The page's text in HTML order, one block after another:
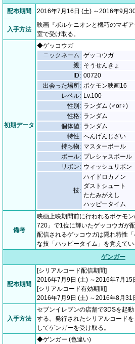
配布期間 2016年7月16日 (土) ～2016年9月
入手方法
映画『ボルケニオンと機巧のマギ
室で受け取る。
初期データ
◆ゲッコウガ
ニックネーム: ゲッコウガ
親: そうせんきょ
ID: 00720
出会った場所: ポケモン映画16
レベル: Lv.100
性別: ランダム (♂or♀)
性格: ランダム
個体値: ランダム
特性: へんげんじざい
持ち物: マスターボール
ボール: プレシャスボール
リボン: ウィッシュリボン
技:
ハイドロカノン
ダストシュート
たたみがえし
ハッピータイム
備考
映画上映期間前に行われるポケモ
720」で1位に輝いたゲッコウガが配
配信されるゲッコウガは隠れ特性
な技「ハッピータイム」を覚えてい
ゲンガー
配布期間
[シリアルコード配信期間]
2016年7月9日 (土) ～2016年7月15
[シリアルコード有効期間]
2016年7月9日 (土) ～2016年8月31
入手方法
セブンイレブンの店舗で3DSを起
する。発行されたシリアルコード
してゲンガーを受け取る。
◆ゲンガー (色違い)